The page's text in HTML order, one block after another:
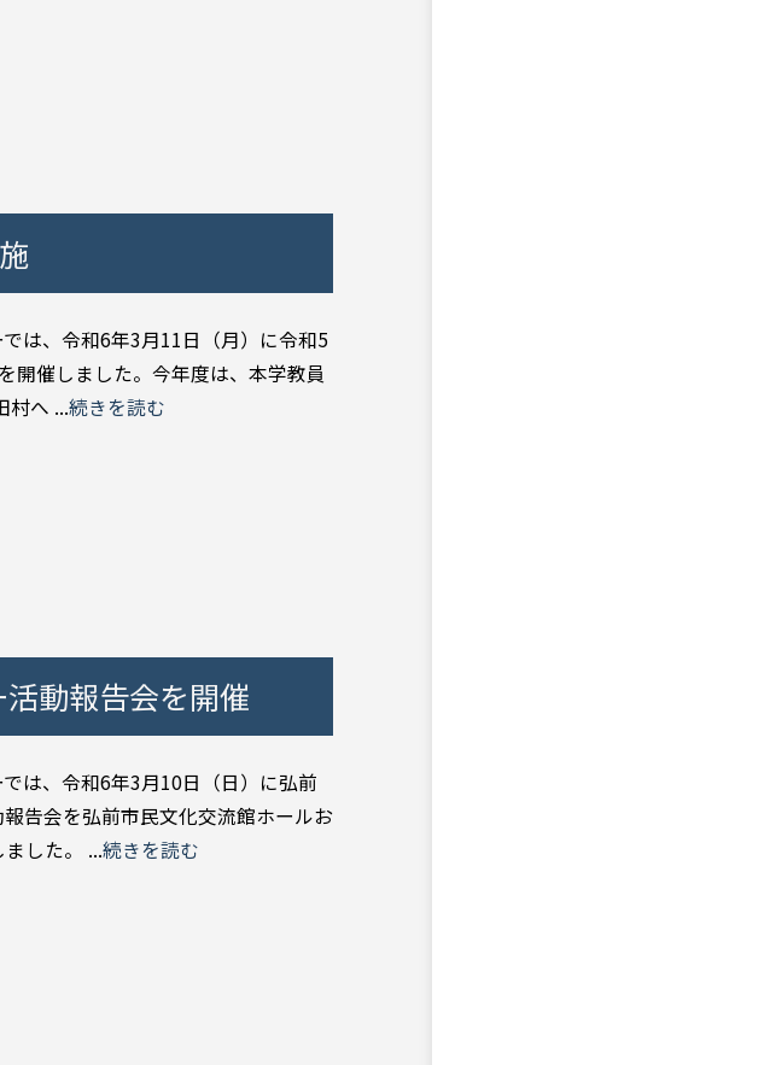
は、令和6年3月11日（月）に令和5
開催しました。今年度は、本学教員
村へ ...続きを読む
動報告会を開催
は、令和6年3月10日（日）に弘前
告会を弘前市民文化交流館ホールお
した。 ...続きを読む